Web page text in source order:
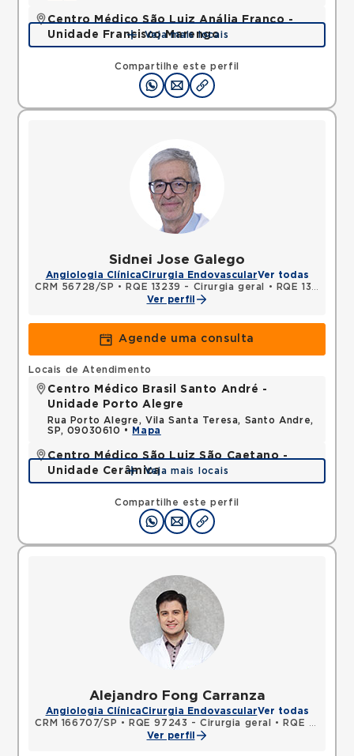
Compartilhe este perfil
Centro Médico São Luiz Anália Franco -
Unidade Francisco Marengo
Rua Francisco Marengo, Tatuape, Sao Paulo, SP,
Mapa
Veja mais locais
Sidnei Jose Galego
Angiologia ClínicaCirurgia EndovascularVer todas
CRM 56728/SP • RQE 13239 - Cirurgia geral •
RQE 13240 - Cirurgia vascular
Ver perfil
Agende uma consulta
Compartilhe este perfil
Locais de Atendimento
Centro Médico Brasil Santo André -
Unidade Porto Alegre
Rua Porto Alegre, Vila Santa Teresa, Santo Andre,
SP, 09030610 •
Mapa
Centro Médico São Luiz São Caetano -
Unidade Cerâmica
Alameda Caulim, Ceramica, Sao Caetano do Sul,
SP, 09531195 •
Veja mais locais
Alejandro Fong Carranza
Angiologia ClínicaCirurgia EndovascularVer todas
CRM 166707/SP • RQE 97243 - Cirurgia geral •
RQE 97244 - Cirurgia vascular
Ver perfil